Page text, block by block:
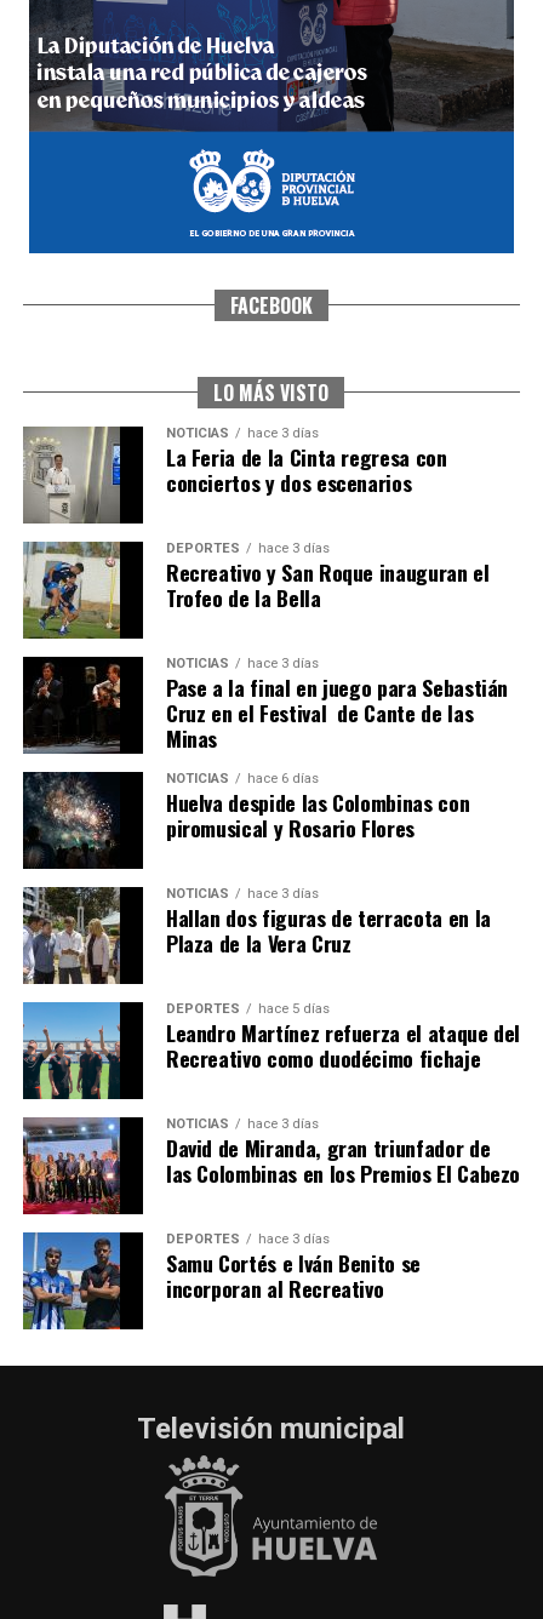
5º DÍA DE LAS FIESTAS COLOMBINAS 2026
hace 1 semana·Huelvatv
CUARTA CORRIDA DE LAS FIESTAS COLOMBINAS
Huelvatv
4º DÍA DE LAS FIESTAS COLOMBINAS 2026
hace 1 semana ·Huelvatv
SEXTA CORRIDA DE LAS FIESTAS COLOMBINAS
2026
hace 6 días· Huelvatv
FACEBOOK
LO MÁS VISTO
NOTICIAS hace 3 días
La Feria de la Cinta regresa con
conciertos y dos escenarios
DEPORTES hace 3 días
Recreativo y San Roque inauguran el
Trofeo de la Bella
NOTICIAS hace 3 días
Pase a la final en juego para Sebastián
Cruz en el Festival de Cante de las
Minas
NOTICIAS hace 6 días
Huelva despide las Colombinas con
piromusical y Rosario Flores
NOTICIAS hace 3 días
Hallan dos figuras de terracota en la
Plaza de la Vera Cruz
DEPORTES hace 5 días
Leandro Martínez refuerza el ataque del
Recreativo como duodécimo fichaje
NOTICIAS hace 3 días
David de Miranda, gran triunfador de
las Colombinas en los Premios El Cabezo
DEPORTES hace 3 días
Samu Cortés e Iván Benito se
incorporan al Recreativo
Televisión municipal